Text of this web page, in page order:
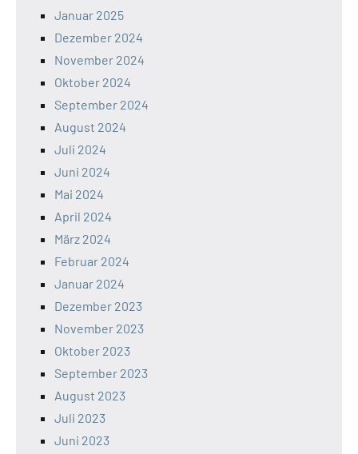
Januar 2025
Dezember 2024
November 2024
Oktober 2024
September 2024
August 2024
Juli 2024
Juni 2024
Mai 2024
April 2024
März 2024
Februar 2024
Januar 2024
Dezember 2023
November 2023
Oktober 2023
September 2023
August 2023
Juli 2023
Juni 2023